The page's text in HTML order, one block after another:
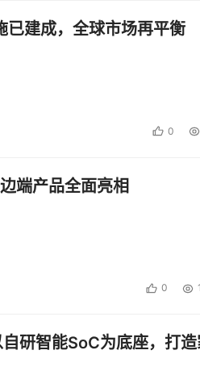
建成，全球市场再平衡
0
端产品全面亮相
0
研智能SoC为底座，打